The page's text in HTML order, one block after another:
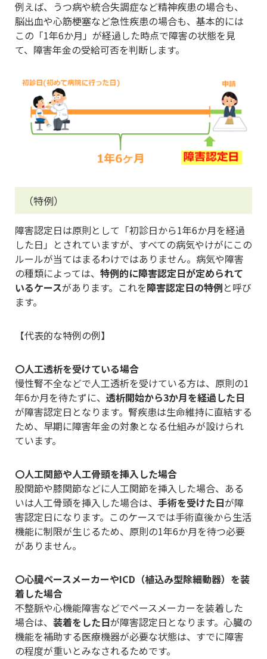
例えば、うつ病や統合失調症など精神疾患の場合も、
脳出血や心筋梗塞など急性疾患の場合も、基本的には
この「1年6か月」が経過した時点で障害の状態を見
て、障害年金の受給可否を判断します。
（特例）
障害認定日は原則として「初診日から1年6か月を経過
した日」とされていますが、すべての病気やけがにこの
ルールが当てはまるわけではありません。病気や障害
の種類によっては、 特例的に障害認定日が定められて
いるケースがあります。これを障害認定日の特例と呼び
ます。
【代表的な特例の例】
〇人工透析を受けている場合
慢性腎不全などで人工透析を受けている方は、原則の1
年6か月を待たずに、 透析開始から3か月を経過した日
が障害認定日となります。腎疾患は生命維持に直結する
ため、早期に障害年金の対象となる仕組みが設けられ
ています。
〇人工関節や人工骨頭を挿入した場合
股関節や膝関節などに人工関節を挿入した場合、ある
いは人工骨頭を挿入した場合は、 手術を受けた日が障
害認定日になります。このケースでは手術直後から生活
機能に制限が生じるため、原則の1年6か月を待つ必要
がありません。
〇心臓ペースメーカーやICD（植込み型除細動器）を装
着した場合
不整脈や心機能障害などでペースメーカーを装着した
場合は、 装着をした日が障害認定日となります。心臓の
機能を補助する医療機器が必要な状態は、すでに障害
の程度が重いとみなされるためです。